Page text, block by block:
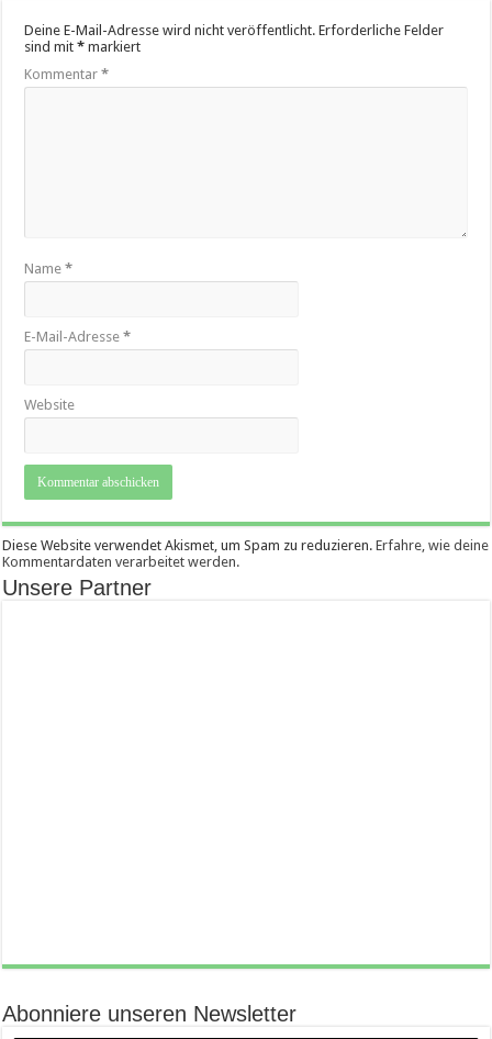
Deine E-Mail-Adresse wird nicht veröffentlicht. Erforderliche Felder
sind mit* markiert
Kommentar*
Name*
E-Mail-Adresse*
Website
Diese Website verwendet Akismet, um Spam zu reduzieren.Erfahre, wie deine
Kommentardaten verarbeitet werden.
Unsere Partner
Abonniere unseren Newsletter